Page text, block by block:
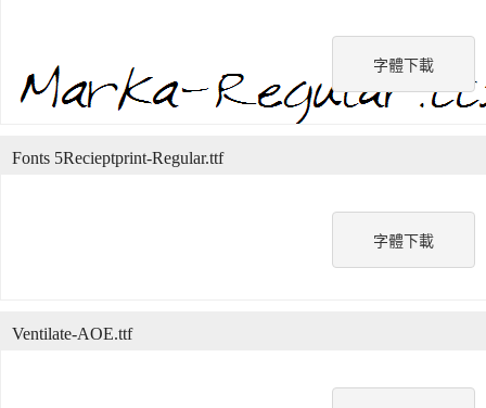
字體下載
字體下載
Fonts 5Recieptprint-Regular.ttf
Ventilate-AOE.ttf